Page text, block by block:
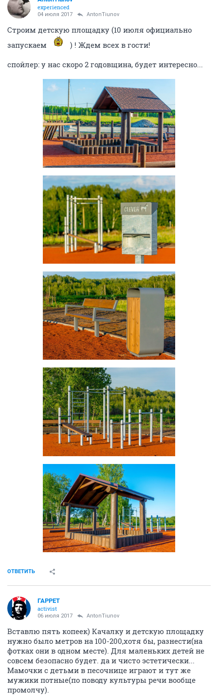
experienced
04 июля 2017 AntonTiunov
Строим детскую площадку (10 июля официально
запускаем
) ! Ждем всех в гости!
спойлер: у нас скоро 2 годовщина, будет интересно...
ОТВЕТИТЬ
ГАРРЕТ
activist
06 июля 2017 AntonTiunov
Вставлю пять копеек) Качалку и детскую площадку
нужно было метров на 100-200,хотя бы, разнести(на
фотках они в одном месте). Для маленьких детей не
совсем безопасно будет. да и чисто эстетически...
Мамочки с детьми в песочнице играют и тут же
мужики потные(по поводу культуры речи вообще
промолчу).